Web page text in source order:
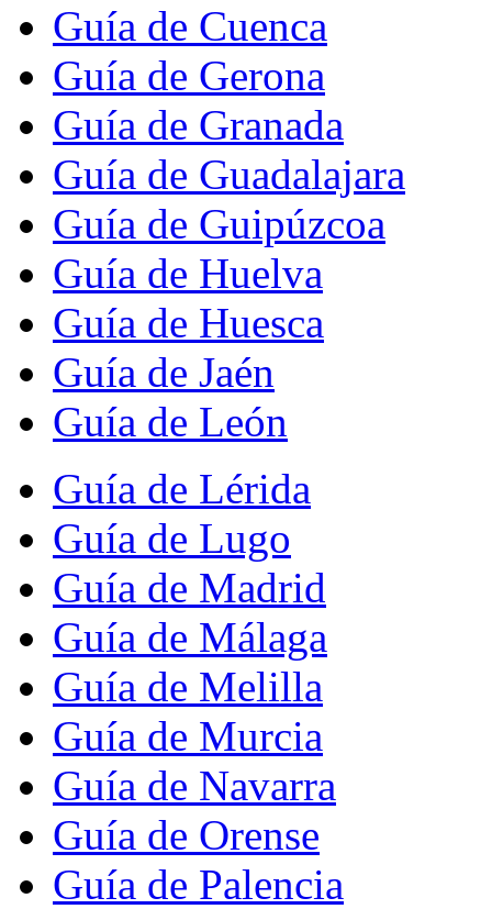
Guía de Cuenca
Guía de Gerona
Guía de Granada
Guía de Guadalajara
Guía de Guipúzcoa
Guía de Huelva
Guía de Huesca
Guía de Jaén
Guía de León
Guía de Lérida
Guía de Lugo
Guía de Madrid
Guía de Málaga
Guía de Melilla
Guía de Murcia
Guía de Navarra
Guía de Orense
Guía de Palencia